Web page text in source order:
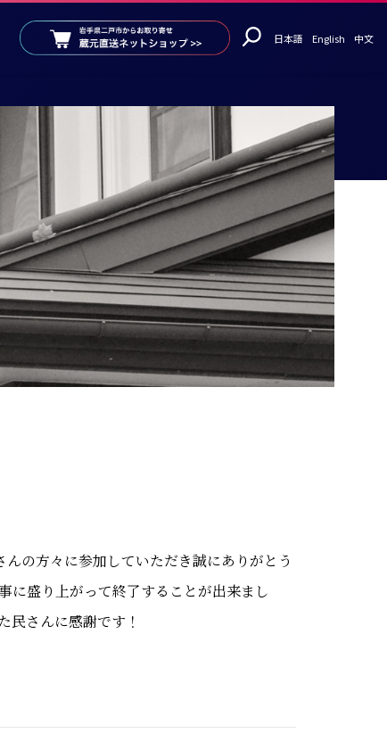
日本語 English 中文
の方々に参加していただき誠にありがとう
に盛り上がって終了することが出来まし
民さんに感謝です！